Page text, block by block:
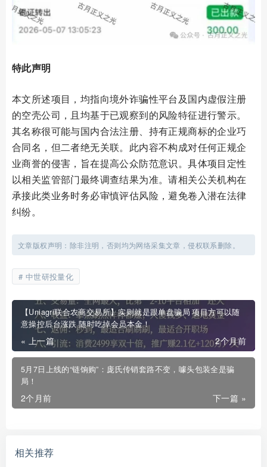
特此声明
本文所述项目，均指向境外诈骗性平台及国内虚假注册
的空壳公司，且均基于已观察到的风险特征进行警示。
其名称很可能与国内合法注册、持有正规商标的企业巧
合同名，但二者绝无关联。此内容不构成对任何正规企
业商誉的侵害，旨在提高公众防范意识。具体项目定性
以相关监管部门最终调查结果为准。请相关公关机构在
承接此类业务时务必审慎评估风险，避免卷入潜在法律
纠纷。
文章版权声明：除非注明，否则均为网络采集文章，侵权联系删除。
中世研投量化
【Uniagri联合农商交易所】实则就是跟单盘骗局 项目方可以随
意操控后台涨跌 随时吃掉会员本金！
« 上一篇 2个月前
5月7日上线的“链饷购”：庞氏传销套路不变，噱头包装全是骗
局！
下一篇 »
2个月前
相关推荐